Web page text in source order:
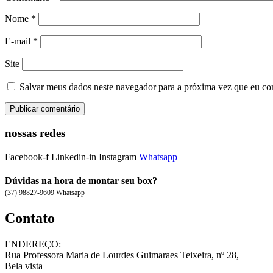
Nome *
E-mail *
Site
Salvar meus dados neste navegador para a próxima vez que eu
nossas redes
Facebook-f Linkedin-in Instagram Whatsapp
Dúvidas na hora de montar seu box?
(37) 98827-9609 Whatsapp
Contato
ENDEREÇO:
Rua Professora Maria de Lourdes Guimaraes Teixeira, nº 28,
Bela vista